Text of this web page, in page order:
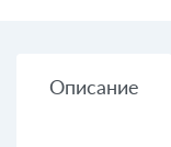
Описание